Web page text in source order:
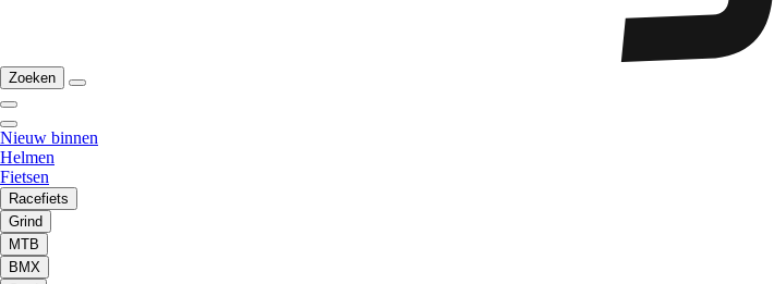
Zoeken
Nieuw binnen
Helmen
Fietsen
Racefiets
Grind
MTB
BMX